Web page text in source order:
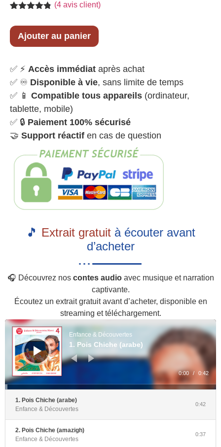
sur 5
basé sur
notations
client
(4 avis client)
Ajouter au panier
✅ ⚡ Accès immédiat après achat
✅ ♾️ Disponible à vie, sans limite de temps
✅ 📱 Compatible tous appareils (ordinateur,
tablette, mobile)
✅ 🔒 Paiement 100% sécurisé
🤝 Support réactif en cas de question
🎵 Extrait gratuità écouter avant
d’acheter
🎧 Découvrez nos contes audioavec musique et narration
captivante.
Écoutez un extrait gratuit avant d’acheter, disponible en
streaming et téléchargement.
Lecteur
audio
Enfance & Découvertes
1. Pois Chiche (arabe)
0:00 / 0:42
1. Pois Chiche (arabe)
Enfance & Découvertes
0:42
2. Pois Chiche (amazigh)
Enfance & Découvertes
0:37